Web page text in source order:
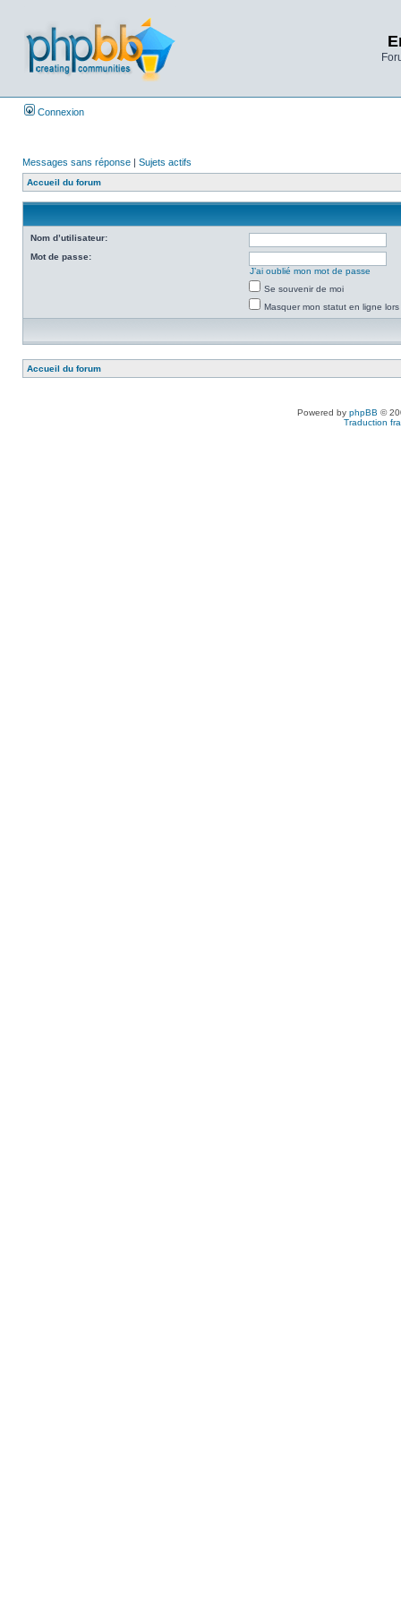
Connexion
Messages sans réponse | Sujets actifs
Accueil du forum
Nom d’utilisateur:
Mot de passe:
J’ai oublié mon mot de passe
Se souvenir de moi
Masquer mon statut en ligne
Accueil du forum
Powered by phpBB ©
Traduction